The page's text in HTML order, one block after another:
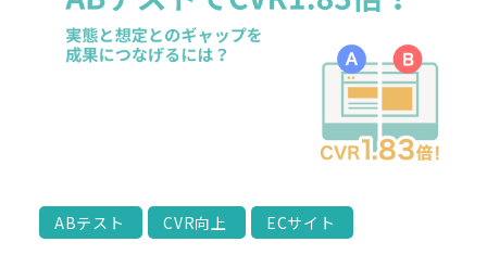
ABテスト CVR向上 ECサイト